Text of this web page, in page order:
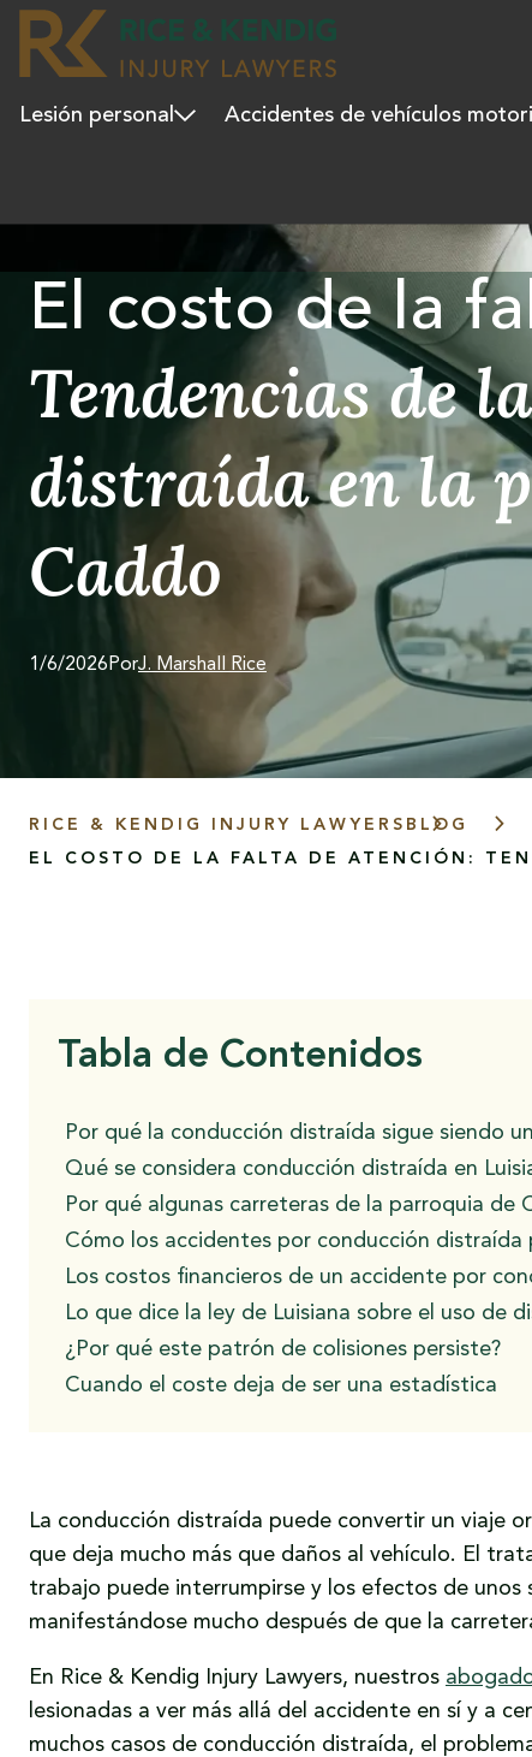
Lesión personal Accidentes de vehículos
El costo de la
Tendencias de
distraída en la
Caddo
1/6/2026 PorJ. Marshall Rice
RICE & KENDIG INJURY LAWYERS BLOG
EL COSTO DE LA FALTA DE ATENCIÓN:
Tabla de Contenidos
Por qué la conducción distraída sigue siendo
Qué se considera conducción distraída en
Por qué algunas carreteras de la parroquia de
Cómo los accidentes por conducción distraída
Los costos financieros de un accidente por
Lo que dice la ley de Luisiana sobre el uso de
¿Por qué este patrón de colisiones persiste?
Cuando el coste deja de ser una estadística
La conducción distraída puede convertir un viaje
que deja mucho más que daños al vehículo. El
trabajo puede interrumpirse y los efectos de unos
manifestándose mucho después de que la
En Rice & Kendig Injury Lawyers, nuestros
lesionadas a ver más allá del accidente en sí y a
muchos casos de conducción distraída, el